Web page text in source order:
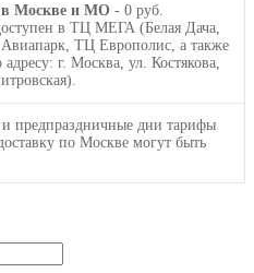
Москве и МО - 0 руб.
в ТЦ МЕГА (Белая Дача,
ТЦ Европолис, а также
адресу: г. Москва, ул. Костякова,
предпраздничные дни тарифы
по Москве могут быть